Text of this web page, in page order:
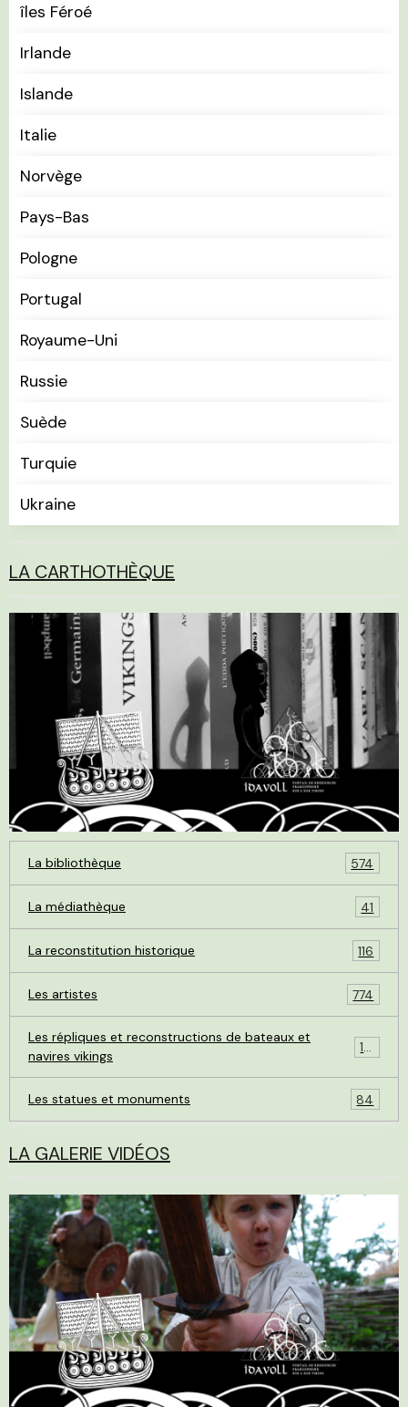
îles Féroé
Irlande
Islande
Italie
Norvège
Pays-Bas
Pologne
Portugal
Royaume-Uni
Russie
Suède
Turquie
Ukraine
LA CARTHOTHÈQUE
La bibliothèque 574
La médiathèque 41
La reconstitution historique 116
Les artistes 774
Les répliques et reconstructions de bateaux et
navires vikings
119
Les statues et monuments 84
LA GALERIE VIDÉOS